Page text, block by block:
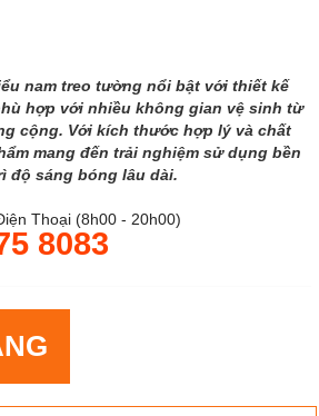
nam treo tường nổi bật với thiết kế
hợp với nhiều không gian vệ sinh từ
cộng. Với kích thước hợp lý và chất
mang đến trải nghiệm sử dụng bền
độ sáng bóng lâu dài.
Thoại (8h00 - 20h00)
8083